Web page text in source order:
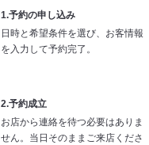
1.予約の申し込み
日時と希望条件を選び、お客情報
を入力して予約完了。
2.予約成立
お店から連絡を待つ必要はありま
せん。当日そのままご来店くださ